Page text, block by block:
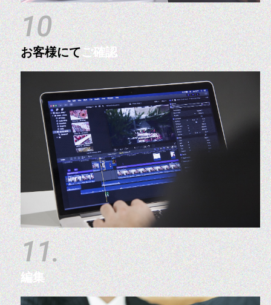
10
お客様にてご確認
11.
編集